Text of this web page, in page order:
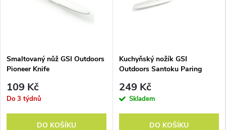
Smaltovaný nůž GSI Outdoors
Pioneer Knife
109 Kč
Do 3 týdnů
DO KOŠÍKU
Kuchyňský nožík GSI
Outdoors Santoku Paring
249 Kč
Skladem
DO KOŠÍKU